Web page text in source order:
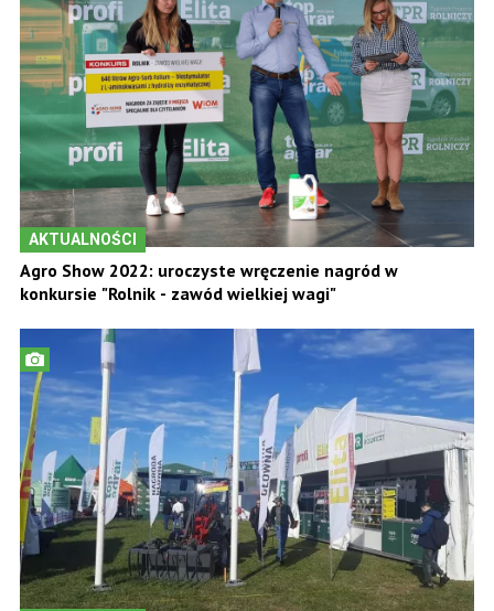
AKTUALNOŚCI
Agro Show 2022: uroczyste wręczenie nagród w
konkursie "Rolnik - zawód wielkiej wagi"